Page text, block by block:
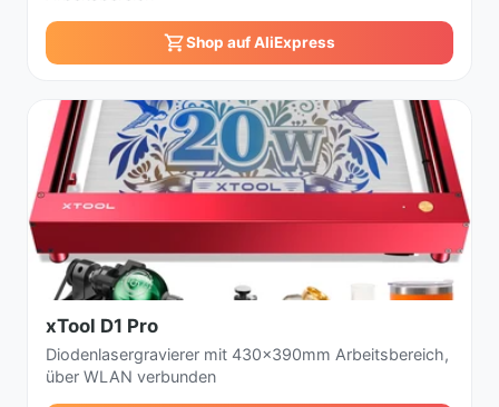
Shop auf AliExpress
xTool D1 Pro
Diodenlasergravierer mit 430x390mm Arbeitsbereich,
über WLAN verbunden